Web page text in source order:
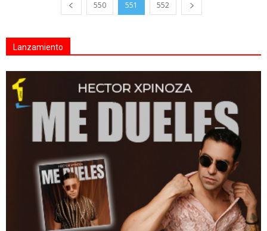
550 551 552
Lanzamiento